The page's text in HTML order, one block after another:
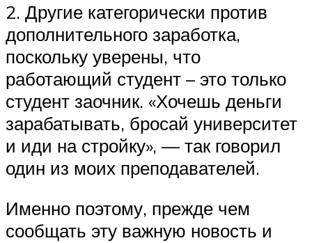
2.​ Другие категорически против
дополнительного заработка,
поскольку уверены, что
работающий студент – это только
студент заочник. «Хочешь деньги
зарабатывать, бросай университет
и иди на стройку», — так говорил
один из моих преподавателей.
Именно поэтому, прежде чем
сообщать эту важную новость и